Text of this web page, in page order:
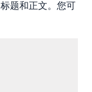
题和正文。您可